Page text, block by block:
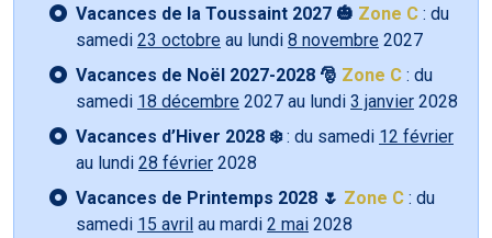
Vacances de la Toussaint 2027 🎃 Zone C : du
samedi 23 octobre au lundi 8 novembre 2027
Vacances de Noël 2027-2028 🎅 Zone C : du
samedi 18 décembre 2027 au lundi 3 janvier 2028
Vacances d’Hiver 2028 ❄️: du samedi 12 février
au lundi 28 février 2028
Vacances de Printemps 2028 🌷 Zone C : du
samedi 15 avril au mardi 2 mai 2028